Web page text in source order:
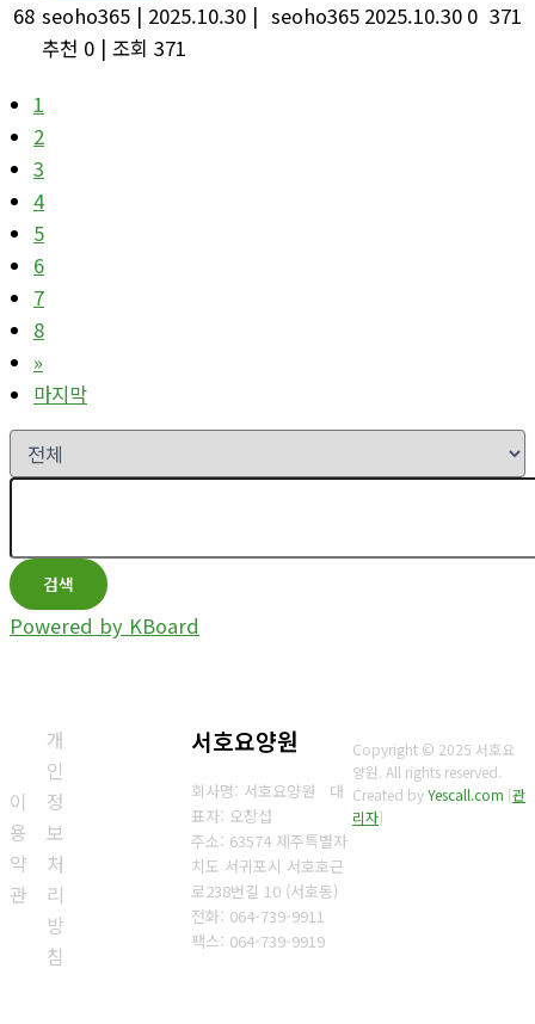
68 seoho365 | 2025.10.30 |
추천 0 | 조회 371
seoho365 2025.10.30 0 371
1
2
3
4
5
6
7
8
»
마지막
검색
Powered by KBoard
이
용
약
관
개
인
정
보
처
리
방
침
서호요양원
회사명: 서호요양원 대
표자: 오창섭
주소: 63574 제주특별자
치도 서귀포시 서호호근
로238번길 10 (서호동)
전화: 064-739-9911
팩스: 064-739-9919
Copyright © 2025 서호요
양원. All rights reserved.
Created byYescall.com [관
리자]